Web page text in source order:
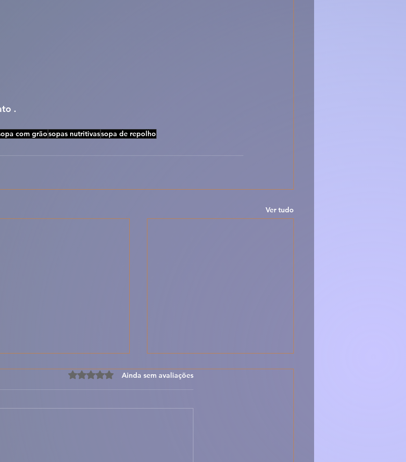
.
com grãosopas nutritivassopa de repolho
Ver tudo
Avaliado com 0 de 5 estrelas.
Ainda sem avaliações